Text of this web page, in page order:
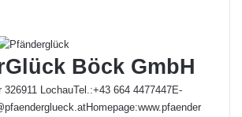
Böck GmbH
LochauTel.:+43 664 4477447E-